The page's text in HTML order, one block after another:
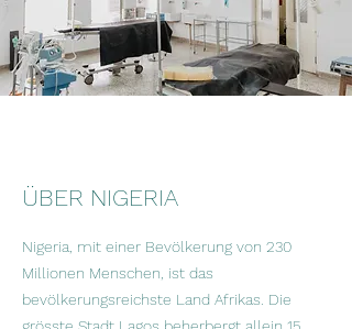
ÜBER NIGERIA
Nigeria, mit einer Bevölkerung von 230
Millionen Menschen, ist das
bevölkerungsreichste Land Afrikas. Die